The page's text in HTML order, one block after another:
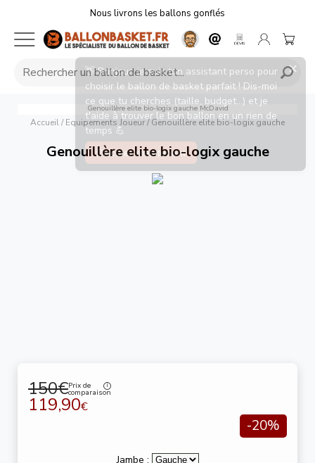
Nous livrons les ballons gonflés
Genouillère elite bio-logix gauche McDavid
Accueil/ Equipements Joueur/ Genouillère elite bio-logix gauche
Genouillère elite bio-logix gauche
150€Prix de
comparaison
119,90€
-20%
Jambe :